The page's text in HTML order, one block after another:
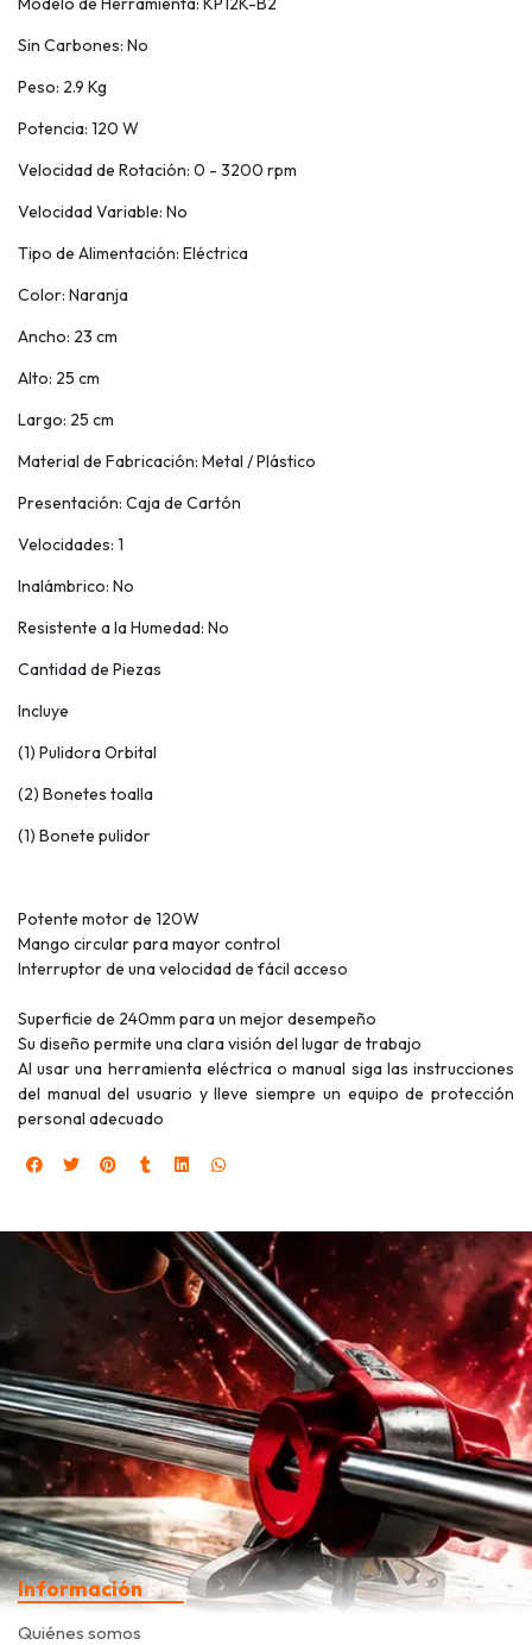
Sin Carbones: No
Peso: 2.9 Kg
Potencia: 120 W
Velocidad de Rotación: 0 - 3200 rpm
Velocidad Variable: No
Tipo de Alimentación: Eléctrica
Color: Naranja
Ancho: 23 cm
Alto: 25 cm
Largo: 25 cm
Material de Fabricación: Metal / Plástico
Presentación: Caja de Cartón
Velocidades: 1
Inalámbrico: No
Resistente a la Humedad: No
Cantidad de Piezas
Incluye
(1) Pulidora Orbital
(2) Bonetes toalla
(1) Bonete pulidor
Potente motor de 120W
Mango circular para mayor control
Interruptor de una velocidad de fácil acceso
Superficie de 240mm para un mejor desempeño
Su diseño permite una clara visión del lugar de trabajo
Al usar una herramienta eléctrica o manual siga las instrucciones
del manual del usuario y lleve siempre un equipo de protección
personal adecuado
Información
Quiénes somos